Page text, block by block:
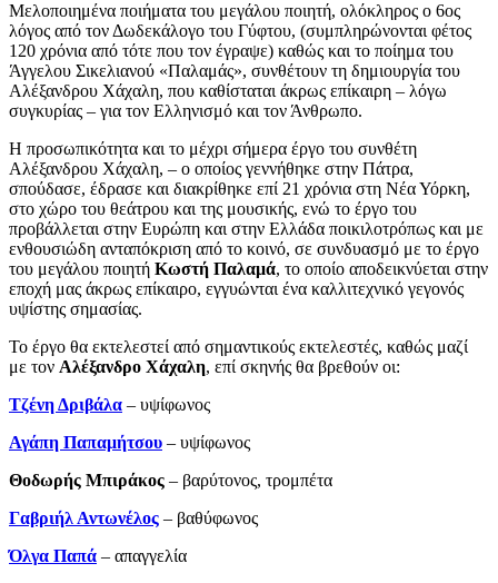
Μελοποιημένα ποιήματα του μεγάλου ποιητή, ολόκληρος ο 6ος
λόγος από τον Δωδεκάλογο του Γύφτου, (συμπληρώνονται φέτος
120 χρόνια από τότε που τον έγραψε) καθώς και το ποίημα του
Άγγελου Σικελιανού «Παλαμάς», συνθέτουν τη δημιουργία του
Αλέξανδρου Χάχαλη, που καθίσταται άκρως επίκαιρη – λόγω
συγκυρίας – για τον Ελληνισμό και τον Άνθρωπο.
Η προσωπικότητα και το μέχρι σήμερα έργο του συνθέτη
Αλέξανδρου Χάχαλη, – ο οποίος γεννήθηκε στην Πάτρα,
σπούδασε, έδρασε και διακρίθηκε επί 21 χρόνια στη Νέα Υόρκη,
στο χώρο του θεάτρου και της μουσικής, ενώ το έργο του
προβάλλεται στην Ευρώπη και στην Ελλάδα ποικιλοτρόπως και με
ενθουσιώδη ανταπόκριση από το κοινό, σε συνδυασμό με το έργο
του μεγάλου ποιητή Κωστή Παλαμά, το οποίο αποδεικνύεται στην
εποχή μας άκρως επίκαιρο, εγγυώνται ένα καλλιτεχνικό γεγονός
υψίστης σημασίας.
Το έργο θα εκτελεστεί από σημαντικούς εκτελεστές, καθώς μαζί
με τον Αλέξανδρο Χάχαλη, επί σκηνής θα βρεθούν οι:
Τζένη Δριβάλα – υψίφωνος
Αγάπη Παπαμήτσου – υψίφωνος
Θοδωρής Μπιράκος – βαρύτονος, τρομπέτα
Γαβριήλ Αντωνέλος – βαθύφωνος
Όλγα Παπά – απαγγελία